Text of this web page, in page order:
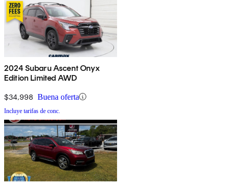
2024 Subaru Ascent Onyx
Edition Limited AWD
$34,998 Buena oferta
Incluye tarifas de conc.